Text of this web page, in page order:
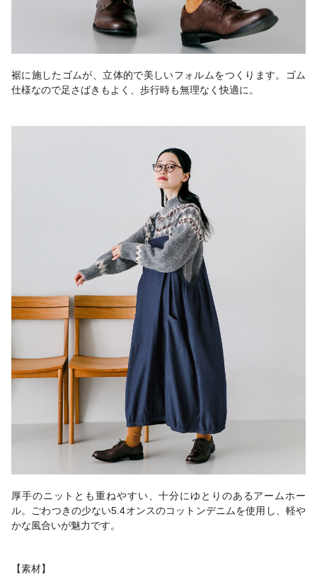
裾に施したゴムが、立体的で美しいフォルムをつくります。ゴム
仕様なので足さばきもよく、歩行時も無理なく快適に。
厚手のニットとも重ねやすい、十分にゆとりのあるアームホー
ル。ごわつきの少ない5.4オンスのコットンデニムを使用し、軽や
かな風合いが魅力です。
【素材】